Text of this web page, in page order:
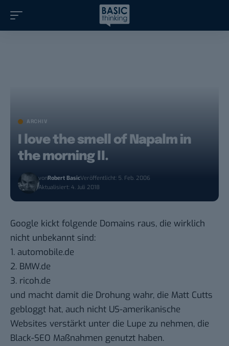
ARCHIV
I love the smell of Napalm in
the morning II.
vonRobert BasicVeröffentlicht: 5. Feb. 2006
Aktualisiert: 4. Juli 2018
Google kickt folgende Domains raus, die wirklich
nicht unbekannt sind:
1. automobile.de
2. BMW.de
3. ricoh.de
und macht damit die Drohung wahr, die Matt Cutts
gebloggt hat, auch nicht US-amerikanische
Websites verstärkt unter die Lupe zu nehmen, die
Black-SEO Maßnahmen genutzt haben.